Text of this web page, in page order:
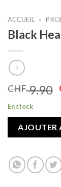
ACCUEIL »
Black
CHF9.90
En stock
AJOUTER